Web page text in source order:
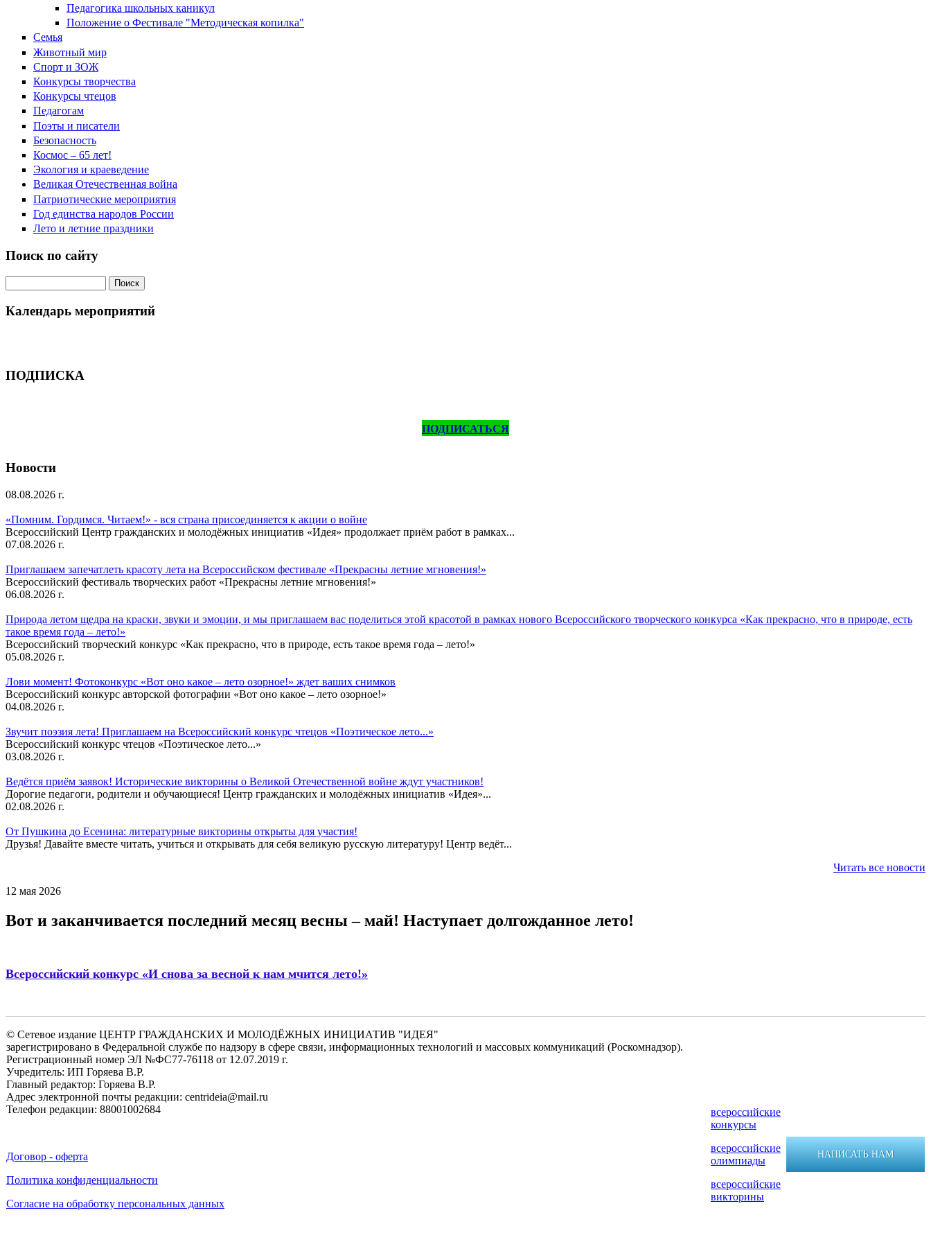
Педагогика школьных каникул
Положение о Фестивале "Методическая копилка"
Семья
Животный мир
Спорт и ЗОЖ
Конкурсы творчества
Конкурсы чтецов
Педагогам
Поэты и писатели
Безопасность
Космос – 65 лет!
Экология и краеведение
Великая Отечественная война
Патриотические мероприятия
Год единства народов России
Лето и летние праздники
Поиск по сайту
Календарь мероприятий
ПОДПИСКА
ПОДПИСАТЬСЯ
Новости
08.08.2026 г.
«Помним. Гордимся. Читаем!» - вся страна присоединяется к акции о войне
Всероссийский Центр гражданских и молодёжных инициатив «Идея» продолжает приём работ в рамках...
07.08.2026 г.
Приглашаем запечатлеть красоту лета на Всероссийском фестивале «Прекрасны летние мгновения!»
Всероссийский фестиваль творческих работ «Прекрасны летние мгновения!»
06.08.2026 г.
Природа летом щедра на краски, звуки и эмоции, и мы приглашаем вас поделиться этой красотой в рамках нового Всероссийского творческого конкурса «Как прекрасно, что в природе, есть
такое время года – лето!»
Всероссийский творческий конкурс «Как прекрасно, что в природе, есть такое время года – лето!»
05.08.2026 г.
Лови момент! Фотоконкурс «Вот оно какое – лето озорное!» ждет ваших снимков
Всероссийский конкурс авторской фотографии «Вот оно какое – лето озорное!»
04.08.2026 г.
Звучит поэзия лета! Приглашаем на Всероссийский конкурс чтецов «Поэтическое лето...»
Всероссийский конкурс чтецов «Поэтическое лето...»
03.08.2026 г.
Ведётся приём заявок! Исторические викторины о Великой Отечественной войне ждут участников!
Дорогие педагоги, родители и обучающиеся! Центр гражданских и молодёжных инициатив «Идея»...
02.08.2026 г.
От Пушкина до Есенина: литературные викторины открыты для участия!
Друзья! Давайте вместе читать, учиться и открывать для себя великую русскую литературу! Центр ведёт...
Читать все новости
12 мая 2026
Вот и заканчивается последний месяц весны – май! Наступает долгожданное лето!
Всероссийский конкурс «И снова за весной к нам мчится лето!»
© Сетевое издание ЦЕНТР ГРАЖДАНСКИХ И МОЛОДЁЖНЫХ ИНИЦИАТИВ "ИДЕЯ"
зарегистрировано в Федеральной службе по надзору в сфере связи, информационных технологий и массовых коммуникаций (Роскомнадзор).
Регистрационный номер ЭЛ №ФС77-76118 от 12.07.2019 г.
Учредитель: ИП Горяева В.Р.
Главный редактор: Горяева В.Р.
Адрес электронной почты редакции: centrideia@mail.ru
Телефон редакции: 88001002684
Договор - оферта
Политика конфиденциальности
Согласие на обработку персональных данных
всероссийские
конкурсы
всероссийские
олимпиады
всероссийские
викторины
НАПИСАТЬ НАМ